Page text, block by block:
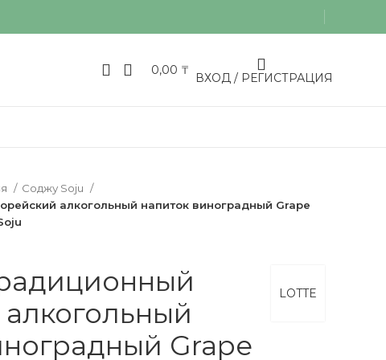
0,00 ₸
ВХОД / РЕГИСТРАЦИЯ
Соджу Soju
алкогольный напиток виноградный Grape
LOTTE
Grape